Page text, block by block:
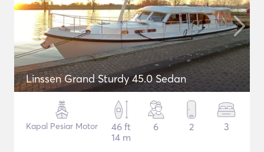
Linssen Grand Sturdy 45.0 Sedan
Kapal Pesiar Motor
46 ft
14 m
6 2 3